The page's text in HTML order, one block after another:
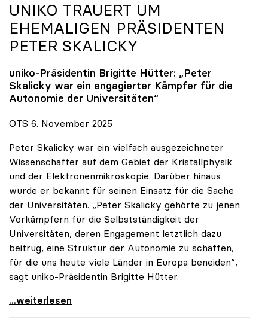
UNIKO TRAUERT UM
EHEMALIGEN PRÄSIDENTEN
PETER SKALICKY
uniko-Präsidentin Brigitte Hütter: „Peter
Skalicky war ein engagierter Kämpfer für die
Autonomie der Universitäten“
OTS 6. November 2025
Peter Skalicky war ein vielfach ausgezeichneter
Wissenschafter auf dem Gebiet der Kristallphysik
und der Elektronenmikroskopie. Darüber hinaus
wurde er bekannt für seinen Einsatz für die Sache
der Universitäten. „Peter Skalicky gehörte zu jenen
Vorkämpfern für die Selbstständigkeit der
Universitäten, deren Engagement letztlich dazu
beitrug, eine Struktur der Autonomie zu schaffen,
für die uns heute viele Länder in Europa beneiden“,
sagt uniko-Präsidentin Brigitte Hütter.
uniko trauert um ehemaligen Präsidenten Peter
...weiterlesen